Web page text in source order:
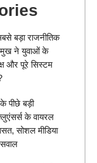
बड़ा राजनीतिक
ने युवाओं के
और पूरे सिस्टम
पीछे बड़ी
के वायरल
सोशल मीडिया